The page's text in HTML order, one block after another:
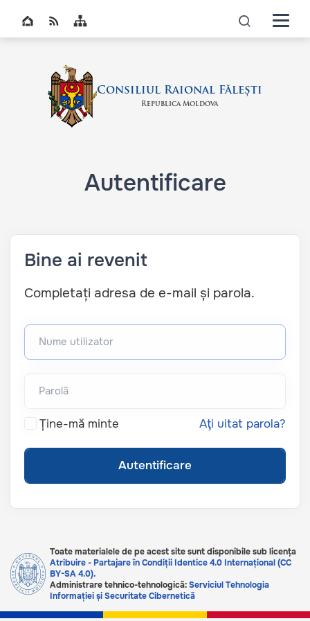
Top bar navigation icon
Consiliul Raional Fălești
Republica Moldova
Autentificare
Bine ai revenit
Completați adresa de e-mail și parola.
Ține-mă minte Aţi uitat parola?
Toate materialele de pe acest site sunt disponibile sub licența
Atribuire - Partajare în Condiții Identice 4.0 Internațional (CC
BY-SA 4.0).
Administrare tehnico-tehnologică:Serviciul Tehnologia
Informației și Securitate Cibernetică